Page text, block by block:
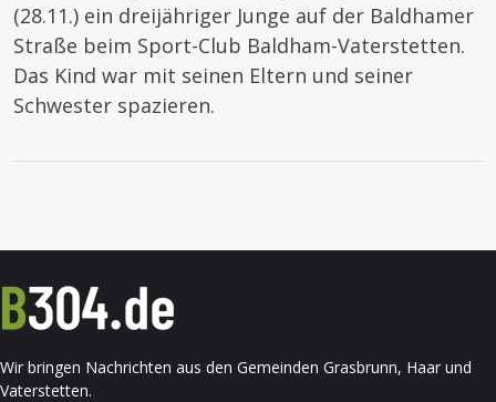
(28.11.) ein dreijähriger Junge auf der Baldhamer
Straße beim Sport-Club Baldham-Vaterstetten.
Das Kind war mit seinen Eltern und seiner
Schwester spazieren.
Wir bringen Nachrichten aus den Gemeinden Grasbrunn, Haar und
Vaterstetten.